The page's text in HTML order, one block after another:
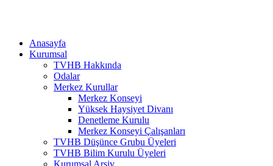
Anasayfa
Kurumsal
TVHB Hakkında
Odalar
Merkez Kurullar
Merkez Konseyi
Yüksek Haysiyet Divanı
Denetleme Kurulu
Merkez Konseyi Çalışanları
TVHB Düşünce Grubu Üyeleri
TVHB Bilim Kurulu Üyeleri
Kurumsal Arşiv